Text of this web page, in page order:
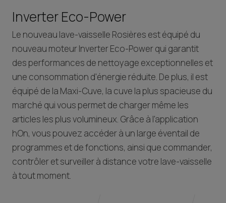
Inverter Eco-Power
Le nouveau lave-vaisselle Rosières est équipé du
nouveau moteur Inverter Eco-Power qui garantit
des performances de nettoyage exceptionnelles et
une consommation d'énergie réduite. De plus, il est
équipé de la Maxi-Cuve, la cuve la plus spacieuse du
marché qui vous permet de charger même les
articles les plus volumineux. Grâce à l'application
hOn, vous pouvez accéder à un large éventail de
programmes et de fonctions, ainsi que commander,
contrôler et surveiller à distance votre lave-vaisselle
à tout moment.